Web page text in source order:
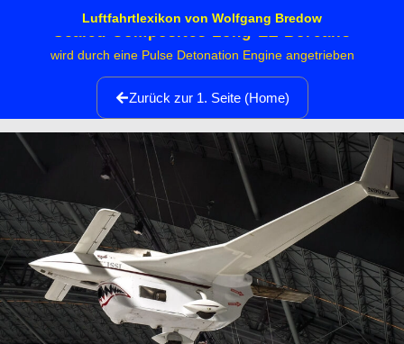
Luftfahrtlexikon von Wolfgang Bredow
Scaled Composites Long-EZ Borealis
wird durch eine Pulse Detonation Engine angetrieben
Zurück zur 1. Seite (Home)